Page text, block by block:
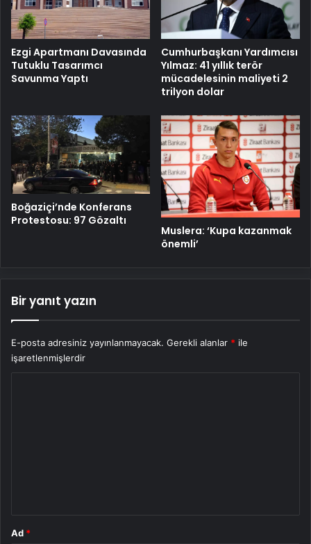
Ezgi Apartmanı Davasında
Tutuklu Tasarımcı
Savunma Yaptı
Cumhurbaşkanı Yardımcısı
Yılmaz: 41 yıllık terör
mücadelesinin maliyeti 2
trilyon dolar
Boğaziçi’nde Konferans
Protestosu: 97 Gözaltı
Muslera: ‘Kupa kazanmak
önemli’
Bir yanıt yazın
E-posta adresiniz yayınlanmayacak. Gerekli alanlar * ile
işaretlenmişlerdir
Ad *